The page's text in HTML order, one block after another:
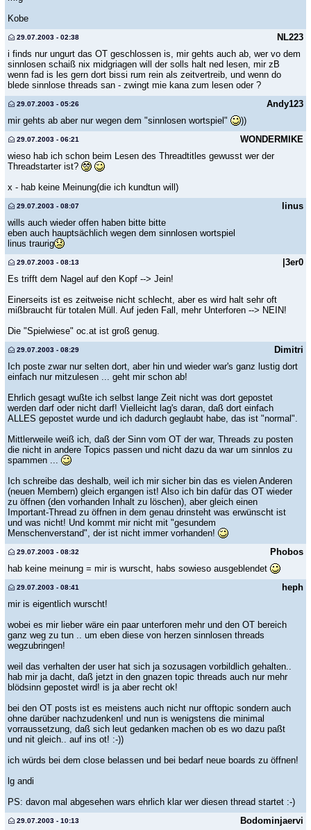
Kobe
NL223
29.07.2003 - 02:38
i finds nur ungurt das OT geschlossen is, mir gehts auch ab, wer vo dem
sinnlosen schaiß nix midgriagen will der solls halt ned lesen, mir zB
wenn fad is les gern dort bissi rum rein als zeitvertreib, und wenn do
blede sinnlose threads san - zwingt mie kana zum lesen oder ?
Andy123
29.07.2003 - 05:26
mir gehts ab aber nur wegen dem "sinnlosen wortspiel"
))
WONDERMIKE
29.07.2003 - 06:21
wieso hab ich schon beim Lesen des Threadtitles gewusst wer der
Threadstarter ist?
x - hab keine Meinung(die ich kundtun will)
linus
29.07.2003 - 08:07
wills auch wieder offen haben bitte bitte
eben auch hauptsächlich wegen dem sinnlosen wortspiel
linus traurig
|3er0
29.07.2003 - 08:13
Es trifft dem Nagel auf den Kopf --> Jein!
Einerseits ist es zeitweise nicht schlecht, aber es wird halt sehr oft
mißbraucht für totalen Müll. Auf jeden Fall, mehr Unterforen --> NEIN!
Die "Spielwiese" oc.at ist groß genug.
Dimitri
29.07.2003 - 08:29
Ich poste zwar nur selten dort, aber hin und wieder war's ganz lustig dort
einfach nur mitzulesen ... geht mir schon ab!
Ehrlich gesagt wußte ich selbst lange Zeit nicht was dort gepostet
werden darf oder nicht darf! Vielleicht lag's daran, daß dort einfach
ALLES gepostet wurde und ich dadurch geglaubt habe, das ist "normal".
Mittlerweile weiß ich, daß der Sinn vom OT der war, Threads zu posten
die nicht in andere Topics passen und nicht dazu da war um sinnlos zu
spammen ...
Ich schreibe das deshalb, weil ich mir sicher bin das es vielen Anderen
(neuen Membern) gleich ergangen ist! Also ich bin dafür das OT wieder
zu öffnen (den vorhanden Inhalt zu löschen), aber gleich einen
Important-Thread zu öffnen in dem genau drinsteht was erwünscht ist
und was nicht! Und kommt mir nicht mit "gesundem
Menschenverstand", der ist nicht immer vorhanden!
Phobos
29.07.2003 - 08:32
hab keine meinung = mir is wurscht, habs sowieso ausgeblendet
heph
29.07.2003 - 08:41
mir is eigentlich wurscht!
wobei es mir lieber wäre ein paar unterforen mehr und den OT bereich
ganz weg zu tun .. um eben diese von herzen sinnlosen threads
wegzubringen!
weil das verhalten der user hat sich ja sozusagen vorbildlich gehalten..
hab mir ja dacht, daß jetzt in den gnazen topic threads auch nur mehr
blödsinn gepostet wird! is ja aber recht ok!
bei den OT posts ist es meistens auch nicht nur offtopic sondern auch
ohne darüber nachzudenken! und nun is wenigstens die minimal
vorraussetzung, daß sich leut gedanken machen ob es wo dazu paßt
und nit gleich.. auf ins ot! :-))
ich würds bei dem close belassen und bei bedarf neue boards zu öffnen!
lg andi
PS: davon mal abgesehen wars ehrlich klar wer diesen thread startet :-)
Bodominjaervi
29.07.2003 - 10:13